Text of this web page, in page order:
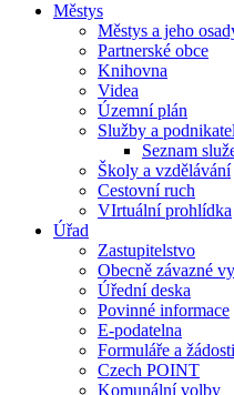
Městys
Městys a jeho
Partnerské obce
Knihovna
Videa
Územní plán
Služby a
Seznam
Školy a vzdělávání
Cestovní ruch
VIrtuální prohlídka
Úřad
Zastupitelstvo
Obecně závazné
Úřední deska
Povinné informace
E-podatelna
Formuláře a žádosti
Czech POINT
Komunální volby